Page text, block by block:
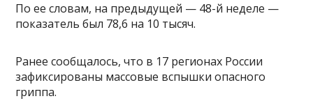
По ее словам, на предыдущей — 48-й неделе —
показатель был 78,6 на 10 тысяч.
Ранее сообщалось, что в 17 регионах России
зафиксированы массовые вспышки опасного
гриппа.